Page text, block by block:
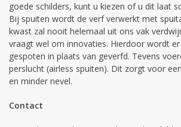
goede schilders, kunt u kiezen of u dit laat
Bij spuiten wordt de verf verwerkt met
kwast zal nooit helemaal uit ons vak
vraagt wel om innovaties. Hierdoor wordt
gespoten in plaats van geverfd. Tevens
perslucht (airless spuiten). Dit zorgt voor
en minder nevel.
Contact